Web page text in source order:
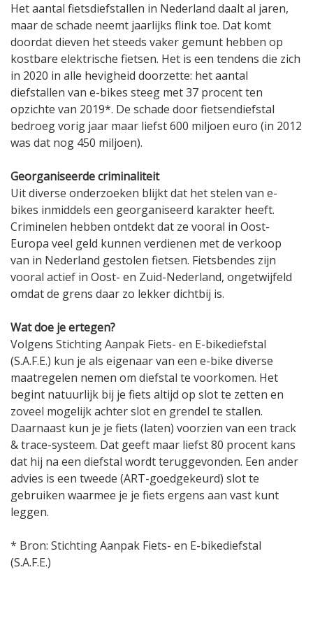
Het aantal fietsdiefstallen in Nederland daalt al jaren,
maar de schade neemt jaarlijks flink toe. Dat komt
doordat dieven het steeds vaker gemunt hebben op
kostbare elektrische fietsen. Het is een tendens die zich
in 2020 in alle hevigheid doorzette: het aantal
diefstallen van e-bikes steeg met 37 procent ten
opzichte van 2019*. De schade door fietsendiefstal
bedroeg vorig jaar maar liefst 600 miljoen euro (in 2012
was dat nog 450 miljoen).
Georganiseerde criminaliteit
Uit diverse onderzoeken blijkt dat het stelen van e-
bikes inmiddels een georganiseerd karakter heeft.
Criminelen hebben ontdekt dat ze vooral in Oost-
Europa veel geld kunnen verdienen met de verkoop
van in Nederland gestolen fietsen. Fietsbendes zijn
vooral actief in Oost- en Zuid-Nederland, ongetwijfeld
omdat de grens daar zo lekker dichtbij is.
Wat doe je ertegen?
Volgens Stichting Aanpak Fiets- en E-bikediefstal
(S.A.F.E.) kun je als eigenaar van een e-bike diverse
maatregelen nemen om diefstal te voorkomen. Het
begint natuurlijk bij je fiets altijd op slot te zetten en
zoveel mogelijk achter slot en grendel te stallen.
Daarnaast kun je je fiets (laten) voorzien van een track
& trace-systeem. Dat geeft maar liefst 80 procent kans
dat hij na een diefstal wordt teruggevonden. Een ander
advies is een tweede (ART-goedgekeurd) slot te
gebruiken waarmee je je fiets ergens aan vast kunt
leggen.
* Bron: Stichting Aanpak Fiets- en E-bikediefstal
(S.A.F.E.)